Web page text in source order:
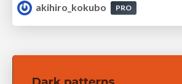
akihiro_kokubo
PRO